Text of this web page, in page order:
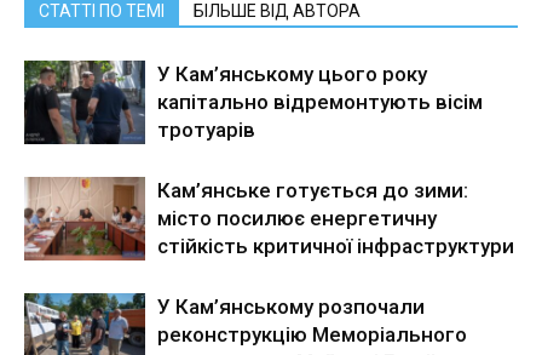
СТАТТІ ПО ТЕМІ БІЛЬШЕ ВІД АВТОРА
У Кам’янському цього року
капітально відремонтують вісім
тротуарів
Кам’янське готується до зими:
місто посилює енергетичну
стійкість критичної інфраструктури
У Кам’янському розпочали
реконструкцію Меморіального